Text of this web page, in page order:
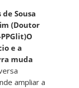
de Sousa
(Doutor
PPGlit)O
e a
muda
ampliar a